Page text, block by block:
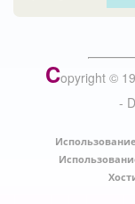
Copyright ©
-